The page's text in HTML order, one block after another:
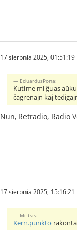
17 sierpnia 2025, 01:51:19
EduardusPona:
Kutime mi ĝuas
ĉagrenajn kaj
Nun, Retradio, Radio
17 sierpnia 2025, 15:16:21
Metsis:
Kern.punkto